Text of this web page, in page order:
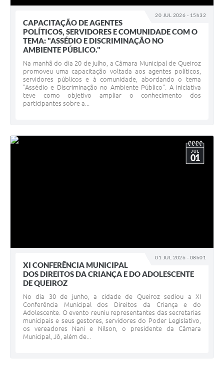
20 JUL 2026 - 15h32
CAPACITAÇÃO DE AGENTES
POLÍTICOS, SERVIDORES E COMUNIDADE COM O
TEMA: "ASSÉDIO E DISCRIMINAÇÃO NO
AMBIENTE PÚBLICO."
Na manhã do dia 20 de julho, a Câmara Municipal de Queiroz
promoveu uma capacitação voltada aos agentes políticos,
servidores públicos e à comunidade, abordando o tema
"Assédio e Discriminação no Ambiente Público". A iniciativa
teve como objetivo ampliar o conhecimento dos
participantes sobre a...
01 JUL 2026 - 08h01
JUL
01
XI CONFERÊNCIA MUNICIPAL
DOS DIREITOS DA CRIANÇA E DO ADOLESCENTE
DE QUEIROZ
No dia 30 de junho, a cidade de Queiroz sediou a XI
Conferência Municipal dos Direitos da Criança e do
Adolescente. O evento reuniu representantes das secretarias
municipais e seus gestores, servidores do Poder Legislativo,
os vereadores Nani e Nilson, o presidente da Câmara
Municipal, Jô, além de...